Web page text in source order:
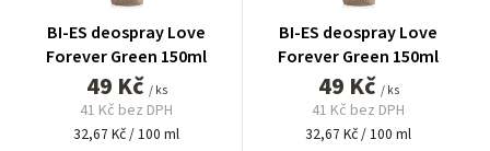
BI-ES deospray Love
Forever Green 150ml
49 Kč / ks
41 Kč bez DPH
Měrná
32,67 Kč / 100 ml
BI-ES deospray Love
Forever Green 150ml
49 Kč / ks
41 Kč bez DPH
Měrná
32,67 Kč / 100 ml